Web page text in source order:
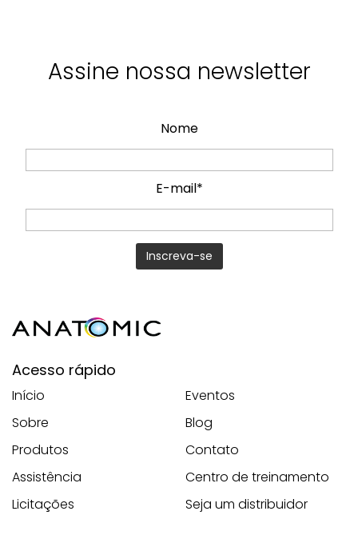
Assine nossa newsletter
Nome
E-mail*
Acesso rápido
Início
Sobre
Produtos
Assistência
Licitações
Eventos
Blog
Contato
Centro de treinamento
Seja um distribuidor